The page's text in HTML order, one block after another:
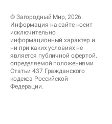
© Загородный Мир, 2026.
Информация на сайте носит
исключительно
информационный характер и
ни при каких условиях не
является публичной офертой,
определяемой положениями
Статьи 437 Гражданского
кодекса Российской
Федерации.